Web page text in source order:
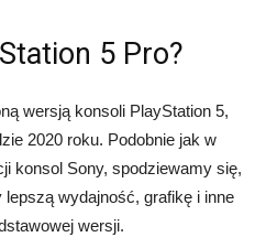
5 Pro?
wersją konsoli PlayStation 5,
2020 roku. Podobnie jak w
konsol Sony, spodziewamy się,
lepszą wydajność, grafikę i inne
wersji.